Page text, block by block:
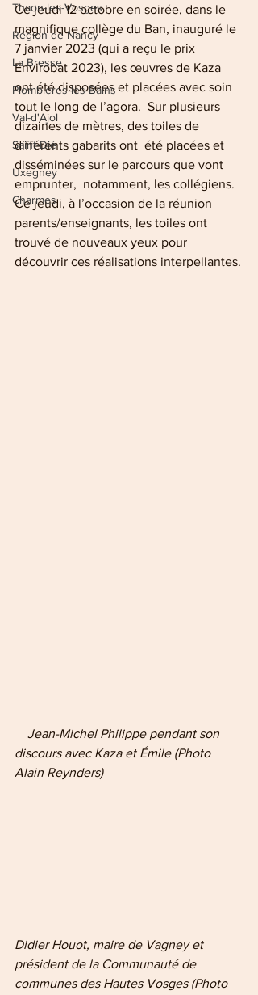
Thaon-les-Vosges
Région de Nancy
La Bresse
Plombières-les-Bains
Val-d'Ajol
Saint-Dié
Uxegney
Charmes
Ce jeudi 12 octobre en soirée, dans le
magnifique collège du Ban, inauguré le
7 janvier 2023 (qui a reçu le prix
Envirobat 2023), les œuvres de Kaza
ont été disposées et placées avec soin
tout le long de l’agora.  Sur plusieurs
dizaines de mètres, des toiles de
différents gabarits ont  été placées et
disséminées sur le parcours que vont
emprunter,  notamment, les collégiens.
Ce jeudi, à l’occasion de la réunion
parents/enseignants, les toiles ont
trouvé de nouveaux yeux pour
découvrir ces réalisations interpellantes.
discours avec Kaza et Émile (Photo
Alain Reynders)
Didier Houot, maire de Vagney et
président de la Communauté de
communes des Hautes Vosges (Photo